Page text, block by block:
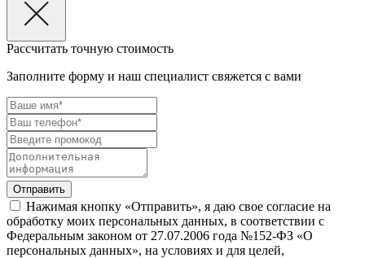
Рассчитать точную стоимость
Заполните форму и наш специалист свяжется с вами
Нажимая кнопку «Отправить», я даю свое согласие на
обработку моих персональных данных, в соответствии с
Федеральным законом от 27.07.2006 года №152-ФЗ «О
персональных данных», на условиях и для целей,